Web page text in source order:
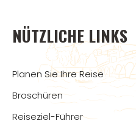
NÜTZLICHE LINKS
Planen Sie Ihre Reise
Broschüren
Reiseziel-Führer